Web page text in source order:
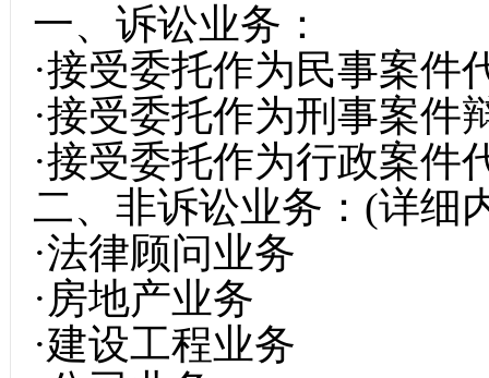
一、诉讼业务：
·接受委托作为民事案件
·接受委托作为刑事案件
·接受委托作为行政案件
二、非诉讼业务：(详细
·法律顾问业务
·房地产业务
·建设工程业务